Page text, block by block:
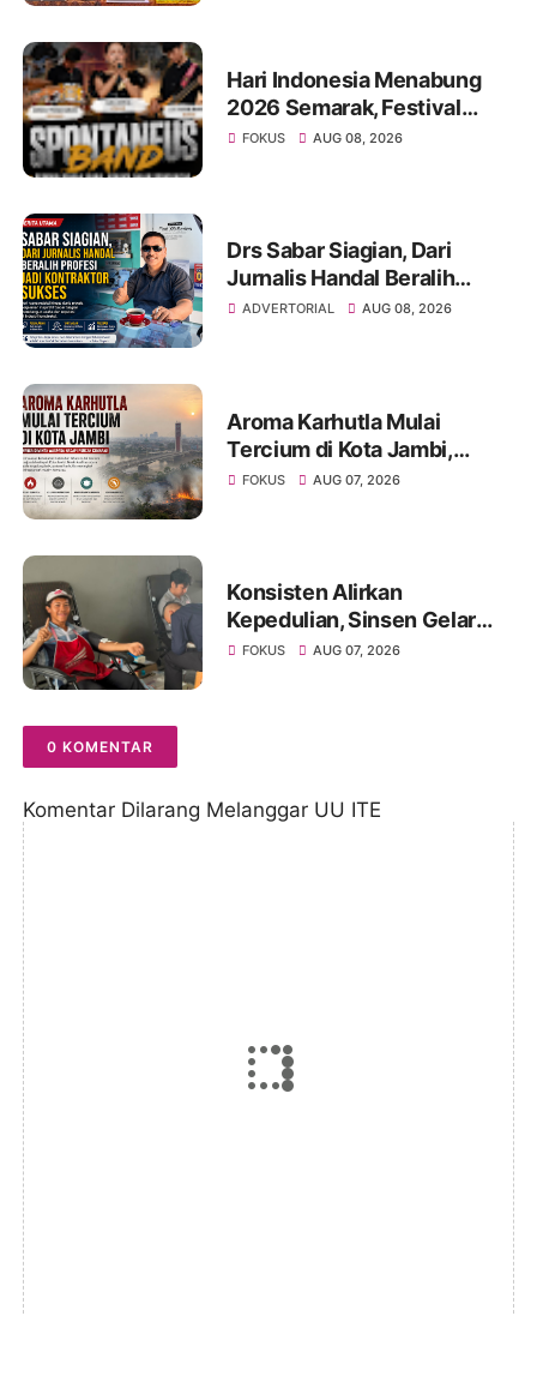
Hari Indonesia Menabung
2026 Semarak, Festival
Band Pelajar dan Mahasiswa
2
FOKUS AUG 08, 2026
Drs Sabar Siagian, Dari
Jurnalis Handal Beralih
Profesi Jadi Kontraktor
ADVERTORIAL AUG 08, 2026
Aroma Karhutla Mulai
Tercium di Kota Jambi,
Warga Diminta Waspada
FOKUS AUG 07, 2026
Konsisten Alirkan
Kepedulian, Sinsen Gelar
Donor Darah ke-23 dalam
FOKUS AUG 07, 2026
0 KOMENTAR
Komentar Dilarang Melanggar UU ITE